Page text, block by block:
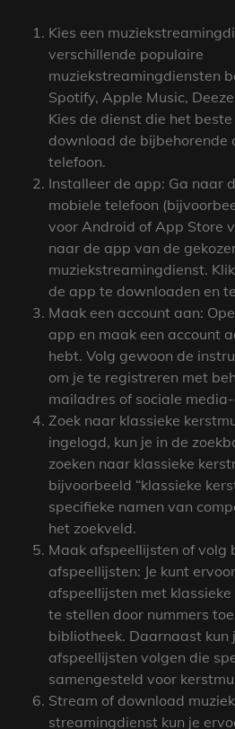
Kies een
verschillende populaire
muziekstreamingdiensten
Spotify, Apple Music,
Kies de dienst die het
download de bijbehorende
telefoon.
Installeer de app: Ga naar
mobiele telefoon
voor Android of App Store
naar de app van de
muziekstreamingdienst.
de app te downloaden en
Maak een account aan:
app en maak een account
hebt. Volg gewoon de
om je te registreren met
mailadres of sociale
Zoek naar klassieke
ingelogd, kun je in de
zoeken naar klassieke
bijvoorbeeld “klassieke
specifieke namen van
het zoekveld.
Maak afspeellijsten of volg
afspeellijsten: Je kunt
afspeellijsten met
te stellen door nummers
bibliotheek. Daarnaast kun
afspeellijsten volgen die
samengesteld voor
Stream of download
streamingdienst kun je